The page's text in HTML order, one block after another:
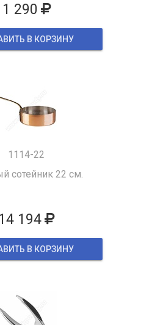
1 290
В КОРЗИНУ
1114-22
сотейник 22 см.
14 194
В КОРЗИНУ